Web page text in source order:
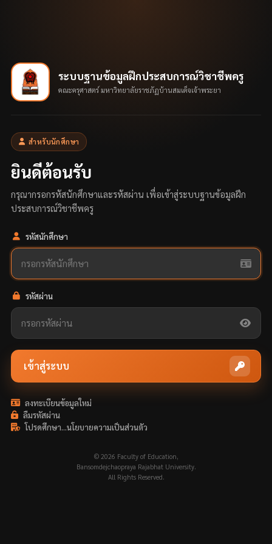
ระบบฐานข้อมูลฝึกประสบการณ์วิชาชีพครู
คณะครุศาสตร์ มหาวิทยาลัยราชภัฏบ้านสมเด็จเจ้าพระยา
สำหรับนักศึกษา
ยินดีต้อนรับ
กรุณากรอกรหัสนักศึกษาและรหัสผ่าน เพื่อเข้าสู่ระบบฐานข้อมูลฝึก
ประสบการณ์วิชาชีพครู
รหัสนักศึกษา
รหัสผ่าน
เข้าสู่ระบบ
ลงทะเบียนข้อมูลใหม่
ลืมรหัสผ่าน
โปรดศึกษา...นโยบายความเป็นส่วนตัว
© 2026 Faculty of Education,
Bansomdejchaopraya Rajabhat University.
All Rights Reserved.